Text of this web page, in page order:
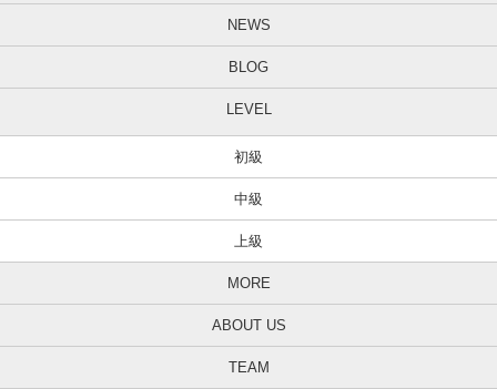
NEWS
BLOG
LEVEL
初級
中級
上級
MORE
ABOUT US
TEAM